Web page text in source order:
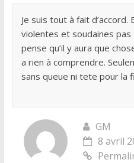
Je suis tout à fait
violentes et soudaines
pense qu’il y aura que
a rien à comprendre.
sans queue ni tete pour la
GM
8 avril